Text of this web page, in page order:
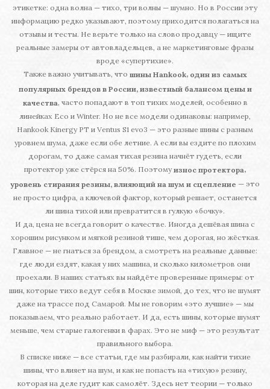
этикетке: одна волна — тихо, три волны — шумно. Но в России эту
информацию редко указывают, поэтому приходится полагаться на
отзывы и тесты. Не верьте только на слово продавцу — ищите
реальные замеры от автовладельцев, а не маркетинговые фразы
вроде «супертихие».
Также важно учитывать, что шины Hankook, один из самых
популярных брендов в России, известный балансом цены и
качества, часто попадают в топ тихих моделей, особенно в
линейках Eco и Winter. Но не все модели одинаковы: например,
Hankook Kinergy PT и Ventus S1 evo3 — это разные шины с разным
уровнем шума, даже если обе летние. А если вы ездите по плохим
дорогам, то даже самая тихая резина начнёт гудеть, если
протектор уже стёрся на 50%. Поэтомуизнос протектора,
уровень стирания резины, влияющий на шум и сцепление — это
не просто цифра, а ключевой фактор, который решает, останется
ли шина тихой или превратится в гулкую «бочку».
И да, цена не всегда говорит о качестве. Иногда дешёвая шина с
хорошим рисунком и мягкой резиной тише, чем дорогая, но жёсткая.
Главное — не гнаться за брендом, а смотреть на реальные данные:
где люди ездят, какая у них машина, и сколько километров они
проехали. В наших статьях вы найдёте проверенные примеры: от
шин, которые тихо ведут себя в Москве зимой, до тех, что не шумят
даже на трассе под Самарой. Мы не говорим «это лучшие» — мы
показываем, что реально работает. И да, есть шины, которые шумят
меньше, чем старые галогенки в фарах. Это не миф — это результат
правильного выбора.
В списке ниже — все статьи, где мы разбирали, как найти тихие
шины, что влияет на шум, и как не попасть на «тихую» резину,
которая на деле гудит как самолёт. Здесь нет теории — только